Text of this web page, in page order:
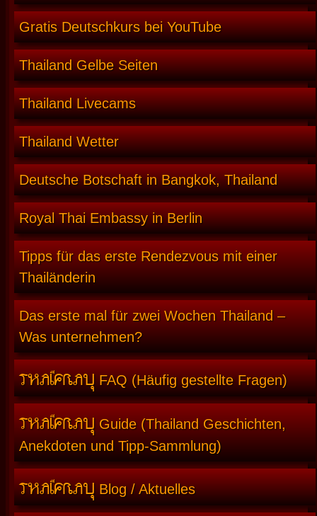
Gratis Deutschkurs bei YouTube
Thailand Gelbe Seiten
Thailand Livecams
Thailand Wetter
Deutsche Botschaft in Bangkok, Thailand
Royal Thai Embassy in Berlin
Tipps für das erste Rendezvous mit einer
Thailänderin
Das erste mal für zwei Wochen Thailand –
Was unternehmen?
THAIFRAUFAQ (Häufig gestellte Fragen)
THAIFRAU Guide (Thailand Geschichten,
Anekdoten und Tipp-Sammlung)
THAIFRAUBlog / Aktuelles